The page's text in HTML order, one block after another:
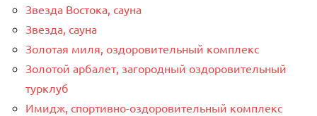
Звезда Востока, сауна
Звезда, сауна
Золотая миля, оздоровительный комплекс
Золотой арбалет, загородный оздоровительный
турклуб
Имидж, спортивно-оздоровительный комплекс